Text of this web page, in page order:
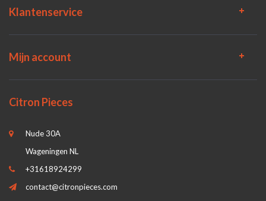
Klantenservice
Mijn account
Citron Pieces
Nude 30A
Wageningen NL
+31618924299
contact@citronpieces.com